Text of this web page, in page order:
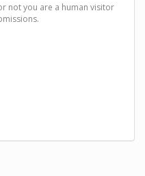
not you are a human visitor